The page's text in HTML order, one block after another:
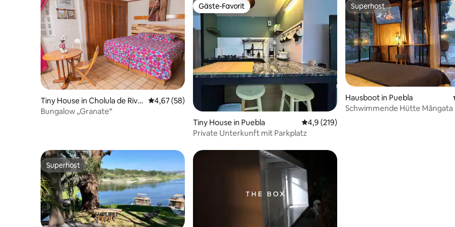
Tiny House in Cholula de Riva
davia
Durchschnittliche Bewertung: 4,67 von 5, 58 Bewertungen
4,67 (58)
Bungalow „Granate“
Gäste-Favorit
Gäste-Favorit
Tiny House in Puebla Durchschnittliche Bewertung: 4,9 von 5,
4,9 (219)
Private Unterkunft mit Parkplatz
Superhost
Superhost
Hausboot in Puebla
Schwimmende Hütte Mångata
Superhost
Superhost